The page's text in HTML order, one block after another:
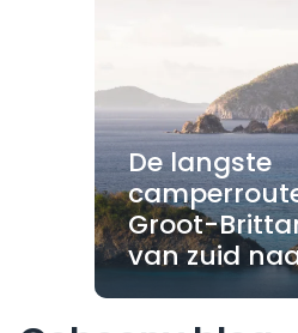
De langste
Groot-
van zuid